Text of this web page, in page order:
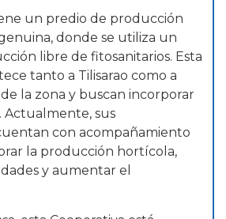
un predio de producción
donde se utiliza un
libre de fitosanitarios. Esta
tanto a Tilisarao como a
la zona y buscan incorporar
Actualmente, sus
con acompañamiento
la producción hortícola,
y aumentar el